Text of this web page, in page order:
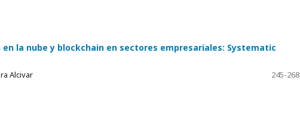
la nube y blockchain en sectores empresariales: Systematic
Alcivar
245-268